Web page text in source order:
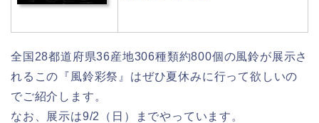
全国28都道府県36産地306種類約800個の風鈴が展示さ
れるこの『風鈴彩祭』はぜひ夏休みに行って欲しいの
でご紹介します。
なお、展示は9/2（日）までやっています。